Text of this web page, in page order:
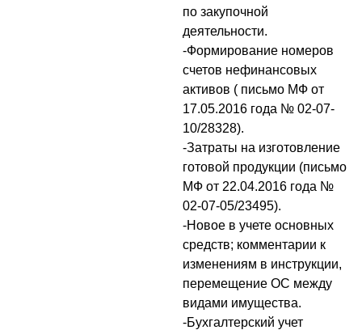
по закупочной
деятельности.
-Формирование номеров
счетов нефинансовых
активов ( письмо МФ от
17.05.2016 года № 02-07-
10/28328).
-Затраты на изготовление
готовой продукции (письмо
МФ от 22.04.2016 года №
02-07-05/23495).
-Новое в учете основных
средств; комментарии к
изменениям в инструкции,
перемещение ОС между
видами имущества.
-Бухгалтерский учет